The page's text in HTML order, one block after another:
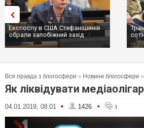
Експослу в США Стефанішиній
обрали запобіжний захід
...
Вся правда з блогосфери » Новини блогосфери »
Як ліквідувати
04.01.2019, 08:01 • 1426 • 3